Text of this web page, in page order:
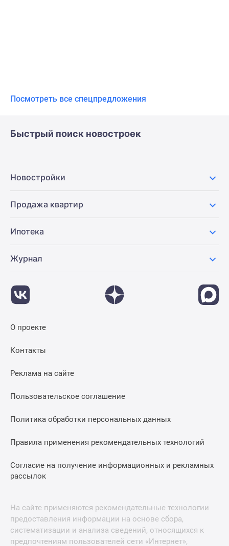
Посмотреть все спецпредложения
Быстрый поиск новостроек
Новостройки
Продажа квартир
Ипотека
Журнал
О проекте
Контакты
Реклама на сайте
Пользовательское соглашение
Политика обработки персональных данных
Правила применения рекомендательных технологий
Согласие на получение информационных и рекламных
рассылок
На сайте применяются рекомендательные технологии
предоставления информации на основе сбора,
систематизации и анализа сведений, относящихся к
предпочтениям пользователей сети «Интернет»,